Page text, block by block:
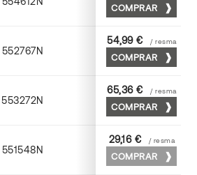
COMPRAR
552767N 65 x 90
54,99 € / resma
COMPRAR
553272N 70 x 100
65,36 € / resma
COMPRAR
551548N 45 x 64
29,16 € / resma
COMPRAR